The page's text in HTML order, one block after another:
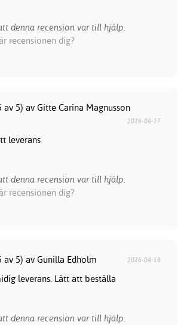
denna recension var till hjälp.
recensionen dig?
5) av Gitte Carina Magnusson
2026-04-17
leverans
denna recension var till hjälp.
recensionen dig?
5) av Gunilla Edholm 2026-04-18
leverans. Lätt att beställa
denna recension var till hjälp.